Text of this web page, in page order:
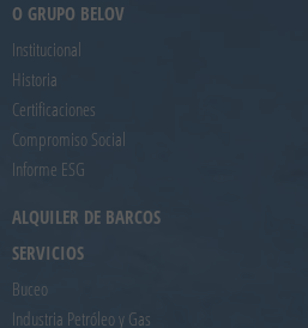
O GRUPO BELOV
Institucional
Historia
Certificaciones
Compromiso Social
Informe ESG
ALQUILER DE BARCOS
SERVICIOS
Buceo
Industria Petróleo y Gas